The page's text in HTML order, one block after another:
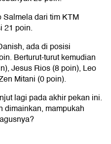
dari tim KTM
21 poin.
ada di posisi
Berturut-turut kemudian
Jesus Rios (8 poin), Leo
Mitani (0 poin).
lagi pada akhir pekan ini.
dimainkan, mampukah